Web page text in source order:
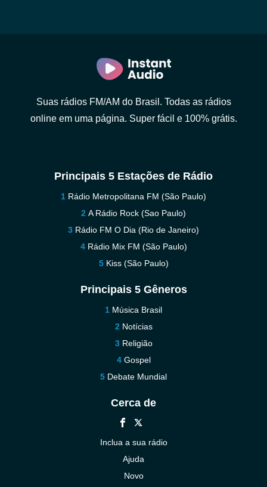
Suas rádios FM/AM do Brasil. Todas as rádios
online em uma página. Super fácil e 100% grátis.
Principais 5 Estações de Rádio
Rádio Metropolitana FM (São Paulo)
A Rádio Rock (Sao Paulo)
Rádio FM O Dia (Rio de Janeiro)
Rádio Mix FM (São Paulo)
Kiss (São Paulo)
Principais 5 Gêneros
Música Brasil
Notícias
Religião
Gospel
Debate Mundial
Cerca de
Inclua a sua rádio
Ajuda
Novo